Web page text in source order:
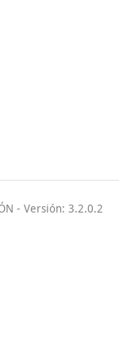
- Versión: 3.2.0.2